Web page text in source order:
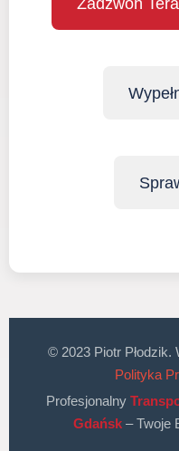
© 2023 Piotr
Polityka
Profesjonalny
Gdańsk– Twoje